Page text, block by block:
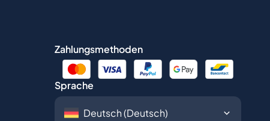
Zahlungsmethoden
Sprache